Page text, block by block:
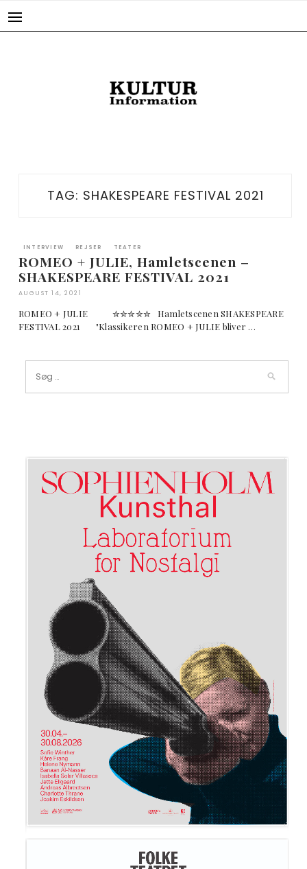
TAG: SHAKESPEARE FESTIVAL 2021
INTERVIEW REJSER TEATER
ROMEO + JULIE, Hamletscenen –
SHAKESPEARE FESTIVAL 2021
AUGUST 14, 2021
ROMEO + JULIE ✮✮✮✮✮ Hamletscenen SHAKESPEARE
FESTIVAL 2021 "Klassikeren ROMEO + JULIE bliver …